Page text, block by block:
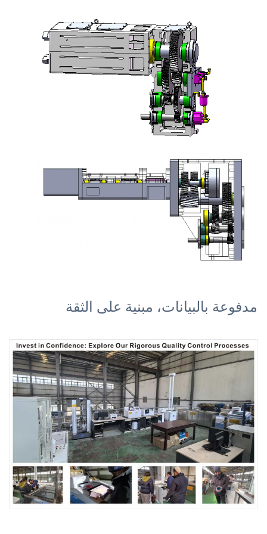
مدفوعة بالبيانات، مبنية على الثقة